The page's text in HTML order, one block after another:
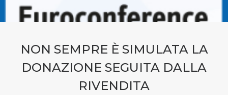
NON SEMPRE È SIMULATA LA
DONAZIONE SEGUITA DALLA
RIVENDITA